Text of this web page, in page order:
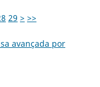
29 > >>
avançada por